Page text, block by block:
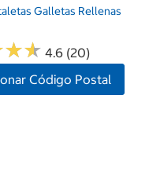
Galletas Rellenas
★★
★★ 4.6 (20)
Código Postal